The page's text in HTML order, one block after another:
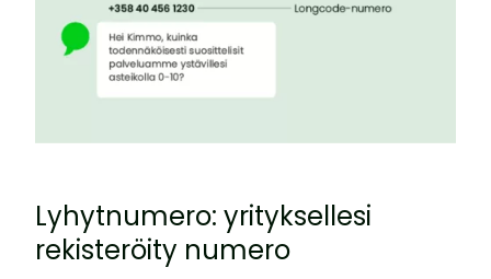
Lyhytnumero: yrityksellesi
rekisteröity numero